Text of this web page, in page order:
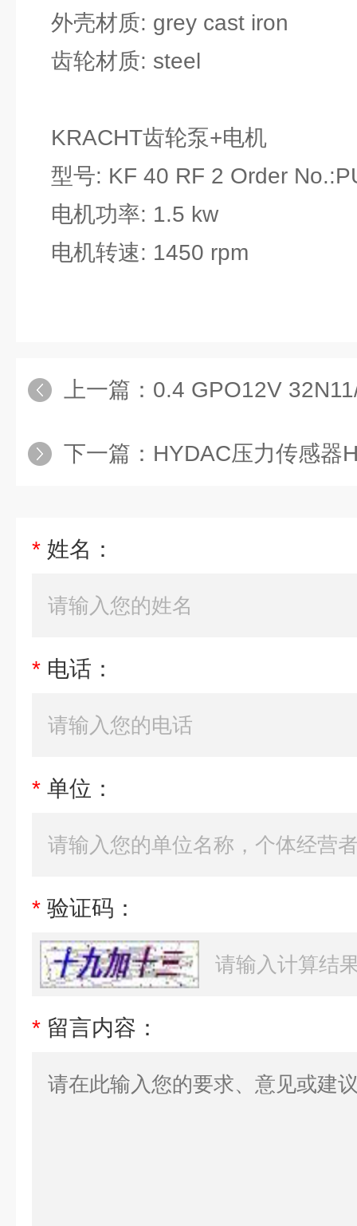
外壳材质: grey cast iron
齿轮材质: steel
KRACHT齿轮泵+电机
型号: KF 40 RF 2 Order
电机功率: 1.5 kw
电机转速: 1450 rpm
上一篇： 0.4 GPO12V 32N11/2
下一篇： HYDAC压力传感器
* 姓名：
* 电话：
* 单位：
* 验证码：
* 留言内容：